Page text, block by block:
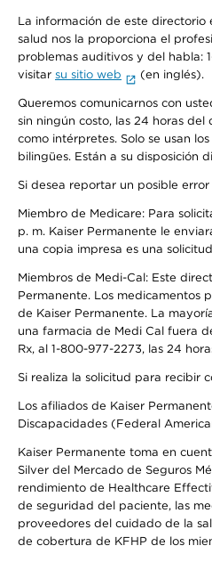
La información de este directorio
salud nos la proporciona el
problemas auditivos y del habla:
visitar su sitio web (en inglés).
Queremos comunicarnos con
sin ningún costo, las 24 horas
como intérpretes. Solo se usan
bilingües. Están a su disposición
Si desea reportar un posible
Miembro de Medicare: Para
p. m. Kaiser Permanente le
una copia impresa es una
Miembros de Medi-Cal: Este
Permanente. Los medicamentos
de Kaiser Permanente. La
una farmacia de Medi Cal fuera
Rx, al 1-800-977-2273, las 24
Si realiza la solicitud para recibir
Los afiliados de Kaiser
Discapacidades (Federal
Kaiser Permanente toma en
Silver del Mercado de Seguros
rendimiento de Healthcare
de seguridad del paciente, las
proveedores del cuidado de la
de cobertura de KFHP de los